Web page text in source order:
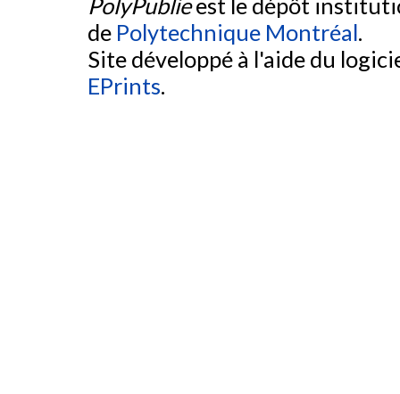
de Polytechnique Montréal.
Site développé à l'aide du
EPrints.